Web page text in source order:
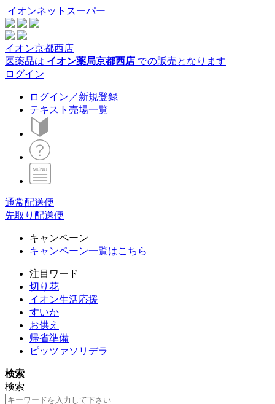
イオンネットスーパー
イオン京都西店
医薬品は イオン薬局京都西店 での販売となります
ログイン
ログイン／新規登録
テキスト売場一覧
通常配送便
先取り配送便
キャンペーン
キャンペーン一覧はこちら
注目ワード
切り花
イオン生活応援
すいか
お供え
帰省準備
ピッツァソリデラ
検索
検索